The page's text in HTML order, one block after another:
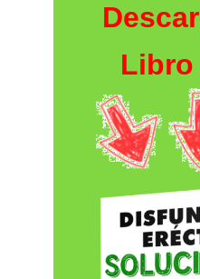
Libro